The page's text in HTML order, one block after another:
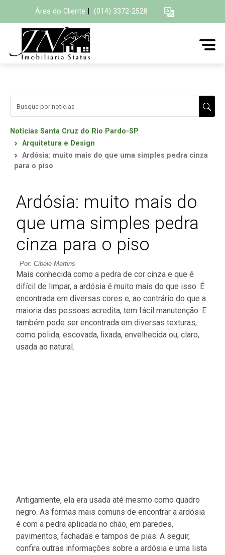
Área do Cliente (014) 3372-2528
Notícias Santa Cruz do Rio Pardo-SP
Arquitetura e Design
Ardósia: muito mais do que uma simples pedra cinza
para o piso
Ardósia: muito mais do
que uma simples pedra
cinza para o piso
Por: Cibele Martins
Mais conhecida como a pedra de cor cinza e que é
difícil de limpar, a ardósia é muito mais do que isso. É
encontrada em diversas cores e, ao contrário do que a
maioria das pessoas acredita, tem fácil manutenção. E
também pode ser encontrada em diversas texturas,
como polida, escovada, lixada, envelhecida ou, claro,
usada ao natural.
Antigamente, ela era usada até mesmo como quadro
negro. As formas mais comuns de encontrar a ardósia
é com a pedra aplicada no chão, em paredes,
pavimentos, fachadas e tampos de pias. A seguir,
confira outras informações sobre a ardósia e uma lista